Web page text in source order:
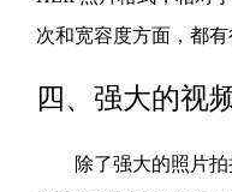
次和宽容度方面，都有
四、强大的视
除了强大的照片拍